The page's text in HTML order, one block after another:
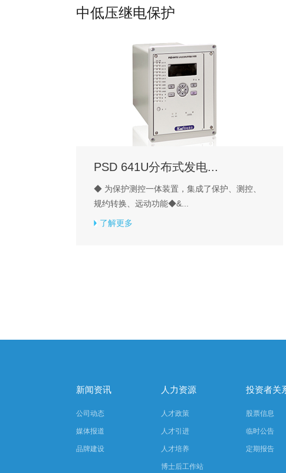
中低压继电保护
PSD 641U分布式发电...
◆ 为保护测控一体装置，集成了保护、测控、
规约转换、远动功能◆&...
了解更多
新闻资讯
公司动态
媒体报道
品牌建设
人力资源
人才政策
人才引进
人才培养
博士后工作站
投资者关
股票信息
临时公告
定期报告